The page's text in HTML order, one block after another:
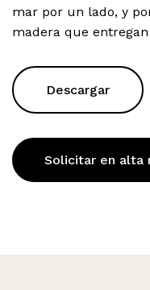
mar por un lado, y
madera que
Descargar
Solicitar en alta